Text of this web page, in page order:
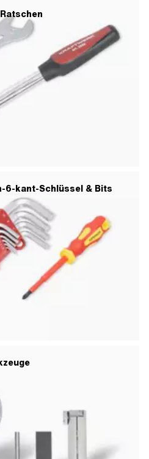
6-kant-Schlüssel & Bits